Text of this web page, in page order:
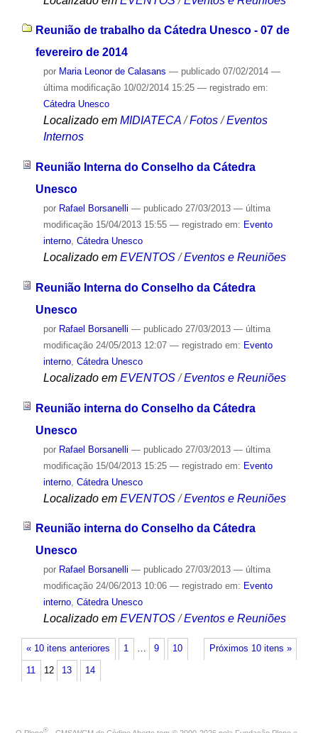
Reunião de trabalho da Cátedra Unesco - 07 de
fevereiro de 2014
por Maria Leonor de Calasans — publicado07/02/2014 —
última modificação10/02/2014 15:25 — registrado em:
Cátedra Unesco
Localizado em MIDIATECA /Fotos /Eventos
Internos
Reunião Interna do Conselho da Cátedra
Unesco
por Rafael Borsanelli — publicado27/03/2013 — última
modificação15/04/2013 15:55 — registrado em: Evento
interno, Cátedra Unesco
Localizado em EVENTOS /Eventos e Reuniões
Reunião Interna do Conselho da Cátedra
Unesco
por Rafael Borsanelli — publicado27/03/2013 — última
modificação24/05/2013 12:07 — registrado em: Evento
interno, Cátedra Unesco
Localizado em EVENTOS /Eventos e Reuniões
Reunião interna do Conselho da Cátedra
Unesco
por Rafael Borsanelli — publicado27/03/2013 — última
modificação15/04/2013 15:25 — registrado em: Evento
interno, Cátedra Unesco
Localizado em EVENTOS /Eventos e Reuniões
Reunião interna do Conselho da Cátedra
Unesco
por Rafael Borsanelli — publicado27/03/2013 — última
modificação24/06/2013 10:06 — registrado em: Evento
interno, Cátedra Unesco
Localizado em EVENTOS /Eventos e Reuniões
« 10 itens anteriores Próximos 10 itens »
1 … 9 10
11 12 13 14
®